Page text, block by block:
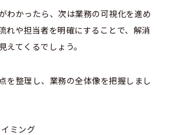
わかったら、次は業務の可視化を進め
れや担当者を明確にすることで、解消
てくるでしょう。
を整理し、業務の全体像を把握しまし
ミング